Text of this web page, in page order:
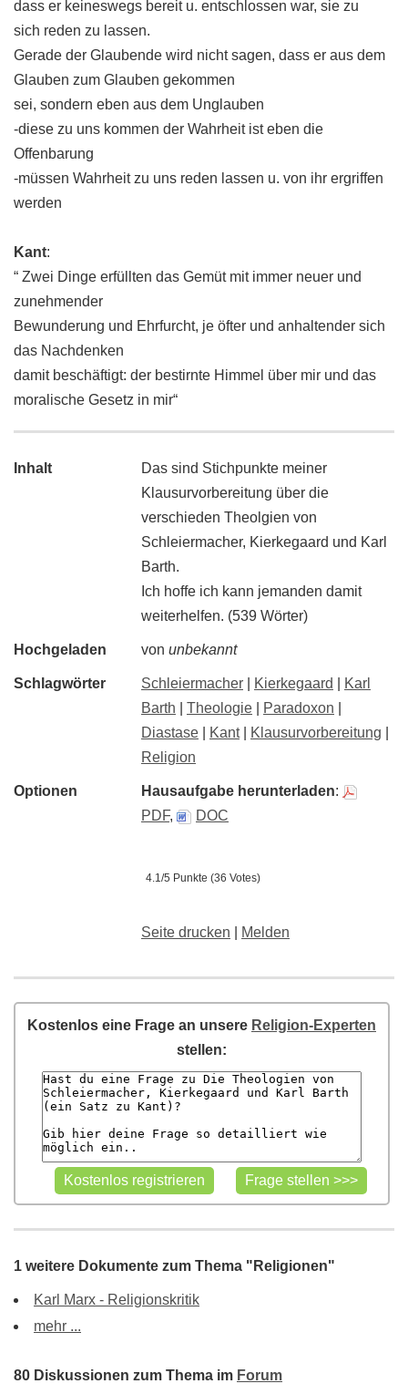
dass er keineswegs bereit u. entschlossen war, sie zu
sich reden zu lassen.
Gerade der Glaubende wird nicht sagen, dass er aus dem
Glauben zum Glauben gekommen
sei, sondern eben aus dem Unglauben
-diese zu uns kommen der Wahrheit ist eben die
Offenbarung
-müssen Wahrheit zu uns reden lassen u. von ihr ergriffen
werden
Kant:
“ Zwei Dinge erfüllten das Gemüt mit immer neuer und
zunehmender
Bewunderung und Ehrfurcht, je öfter und anhaltender sich
das Nachdenken
damit beschäftigt: der bestirnte Himmel über mir und das
moralische Gesetz in mir“
Inhalt
Das sind Stichpunkte meiner
Klausurvorbereitung über die
verschieden Theolgien von
Schleiermacher, Kierkegaard und Karl
Barth.
Ich hoffe ich kann jemanden damit
weiterhelfen. (539 Wörter)
Hochgeladen von unbekannt
Schlagwörter Schleiermacher Kierkegaard
Karl
Barth
Theologie Paradoxon
Diastase
Kant| Klausurvorbereitung
Religion
Optionen Hausaufgabe herunterladen:
PDF, DOC
4.1/5 Punkte (36 Votes)
Seite drucken Melden
Kostenlos eine Frage an unsere Religion-Experten
stellen:
1 weitere Dokumente zum Thema "Religionen"
Karl Marx - Religionskritik
mehr ...
80 Diskussionen zum Thema im Forum